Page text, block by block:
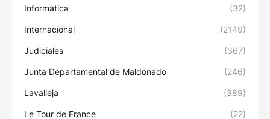
Informática (32)
Internacional (2149)
Judiciales (367)
Junta Departamental de Maldonado (246)
Lavalleja (389)
Le Tour de France (22)